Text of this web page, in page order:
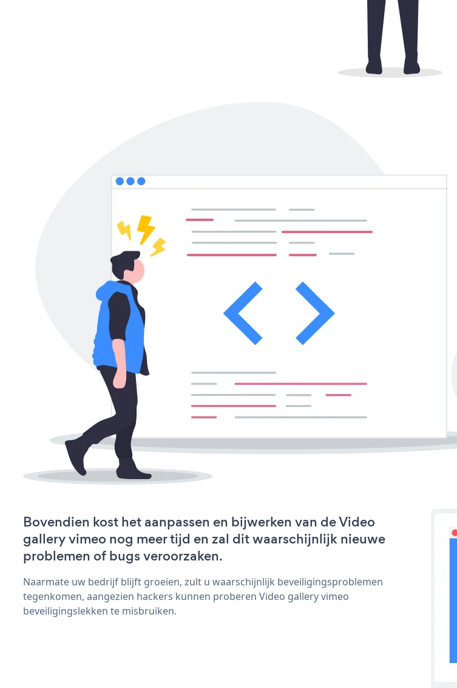
Bovendien kost het aanpassen en bijwerken van de Video
gallery vimeo nog meer tijd en zal dit waarschijnlijk nieuwe
problemen of bugs veroorzaken.
Naarmate uw bedrijf blijft groeien, zult u waarschijnlijk beveiligingsproblemen
tegenkomen, aangezien hackers kunnen proberen Video gallery vimeo
beveiligingslekken te misbruiken.